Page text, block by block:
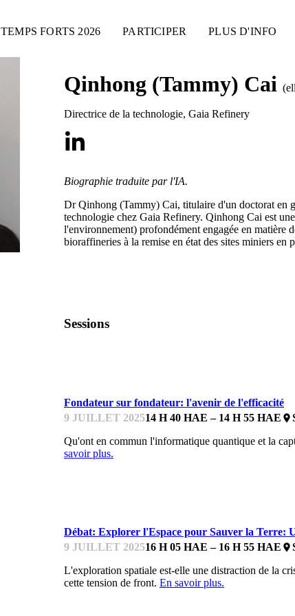
TEMPS FORTS 2026 PARTICIPER PLUS D'INFO
Qinhong (Tammy) Cai
Directrice de la technologie, Gaia Refinery
Biographie traduite par l'IA.
Dr Qinhong (Tammy) Cai, titulaire d'un doctorat en
technologie chez Gaia Refinery. Qinhong Cai est
l'environnement) profondément engagée en matière
bioraffineries à la remise en état des sites miniers
Sessions
Fondateur sur fondateur: l'avenir de l'efficacité
9 JUILLET 202514 H 40 HAE – 14 H 55 HAE place
Qu'ont en commun l'informatique quantique et la
savoir plus.
Débat: Explorer l'Espace pour Sauver la Terre:
9 JUILLET 202516 H 05 HAE – 16 H 55 HAE place
L'exploration spatiale est-elle une distraction de la
cette tension de front. En savoir plus.